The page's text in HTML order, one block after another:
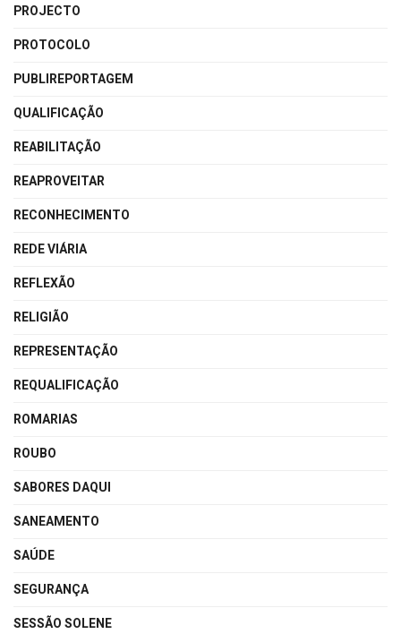
PROJECTO
PROTOCOLO
PUBLIREPORTAGEM
QUALIFICAÇÃO
REABILITAÇÃO
REAPROVEITAR
RECONHECIMENTO
REDE VIÁRIA
REFLEXÃO
RELIGIÃO
REPRESENTAÇÃO
REQUALIFICAÇÃO
ROMARIAS
ROUBO
SABORES DAQUI
SANEAMENTO
SAÚDE
SEGURANÇA
SESSÃO SOLENE